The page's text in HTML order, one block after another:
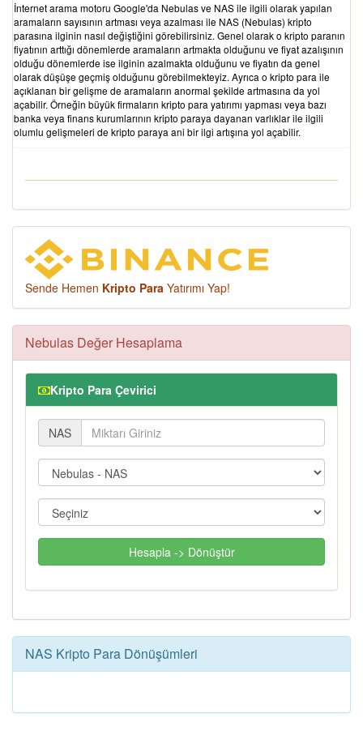
İnternet arama motoru Google'da Nebulas ve NAS ile ilgili olarak yapılan
aramaların sayısının artması veya azalması ile NAS (Nebulas) kripto
parasına ilginin nasıl değiştiğini görebilirsiniz. Genel olarak o kripto paranın
fiyatının arttığı dönemlerde aramaların artmakta olduğunu ve fiyat azalışının
olduğu dönemlerde ise ilginin azalmakta olduğunu ve fiyatın da genel
olarak düşüşe geçmiş olduğunu görebilmekteyiz. Ayrıca o kripto para ile
açıklanan bir gelişme de aramaların anormal şekilde artmasına da yol
açabilir. Örneğin büyük firmaların kripto para yatırımı yapması veya bazı
banka veya finans kurumlarının kripto paraya dayanan varlıklar ile ilgili
olumlu gelişmeleri de kripto paraya ani bir ilgi artışına yol açabilir.
Sende Hemen Kripto Para Yatırımı Yap!
Nebulas Değer Hesaplama
Kripto Para Çevirici
NAS
Hesapla -> Dönüştür
NAS Kripto Para Dönüşümleri